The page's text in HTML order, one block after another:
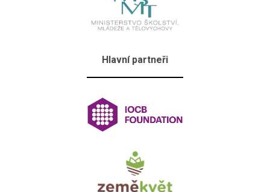
Hlavní partneři